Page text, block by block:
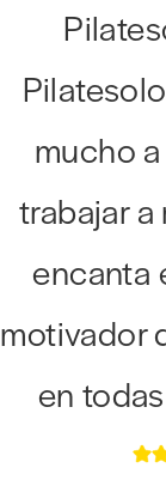
mucho
trabajar
encanta
motivador
en